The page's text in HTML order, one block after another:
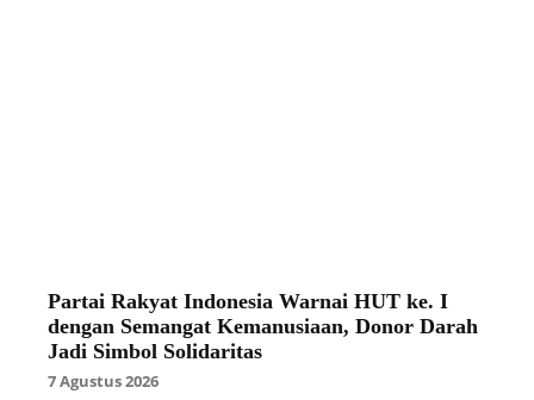
Partai Rakyat Indonesia Warnai HUT ke. I
dengan Semangat Kemanusiaan, Donor Darah
Jadi Simbol Solidaritas
7 Agustus 2026